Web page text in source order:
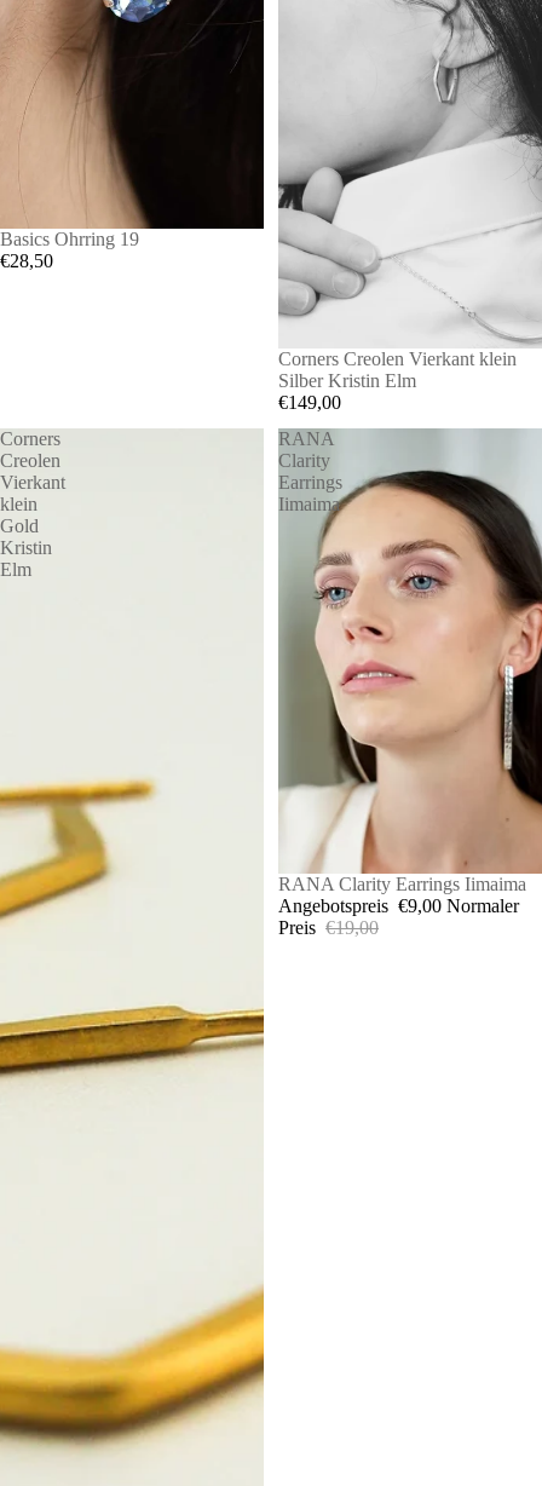
Basics Ohrring 19
€28,50
Corners Creolen Vierkant klein
Silber Kristin Elm
€149,00
Corners
Creolen
Vierkant
klein
Gold
Kristin
Elm
RANA
Clarity
Earrings
Iimaima
SALE
RANA Clarity Earrings Iimaima
Angebotspreis €9,00 Normaler
Preis €19,00